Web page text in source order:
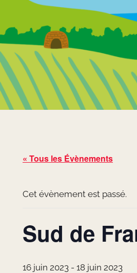
« Tous les Évènements
Cet évènement est passé.
Sud de
16 juin 2023 - 18 juin 2023